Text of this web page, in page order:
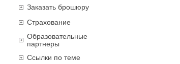
Заказать брошюру
Страхование
Образовательные
партнеры
Ссылки по теме